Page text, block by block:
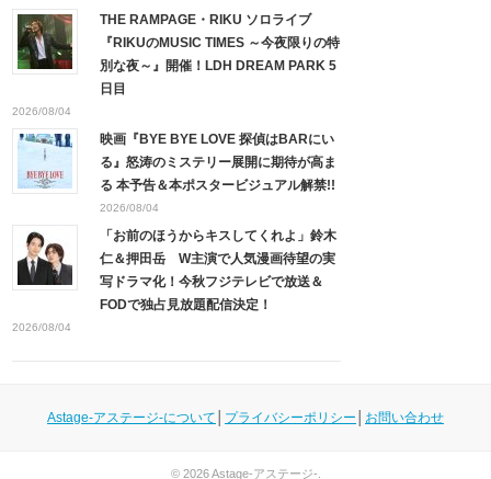
THE RAMPAGE・RIKU ソロライブ
『RIKUのMUSIC TIMES ～今夜限りの特
別な夜～』開催！LDH DREAM PARK 5
日目
2026/08/04
映画『BYE BYE LOVE 探偵はBARにい
る』怒涛のミステリー展開に期待が高ま
る 本予告＆本ポスタービジュアル解禁!!
2026/08/04
「お前のほうからキスしてくれよ」鈴木
仁＆押田岳 W主演で人気漫画待望の実
写ドラマ化！今秋フジテレビで放送＆
FODで独占見放題配信決定！
2026/08/04
Astage-アステージ-について プライバシーポリシー お問い合わせ
© 2026Astage-アステージ-.